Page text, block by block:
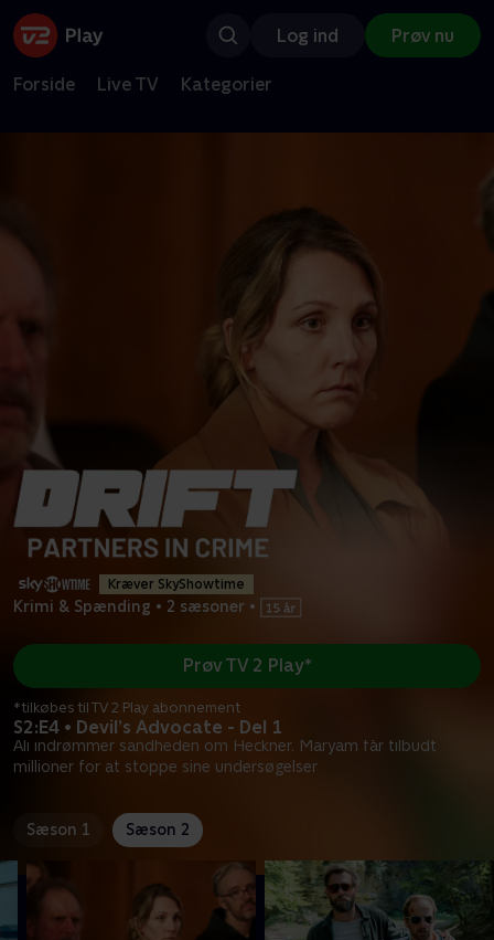
Log ind Prøv nu
Forside Live TV Kategorier
Kræver SkyShowtime
Krimi & Spænding • 2 sæsoner •
S2:E4 • Devil’s Advocate - Del 1
Ali indrømmer sandheden om Heckner. Maryam får tilbudt
millioner for at stoppe sine undersøgelser
Prøv TV 2 Play*
*tilkøbes til TV 2 Play abonnement
Sæson 1 Sæson 2